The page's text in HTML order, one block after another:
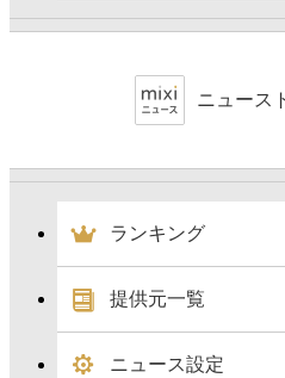
ニュース
ランキング
提供元一覧
ニュース設定